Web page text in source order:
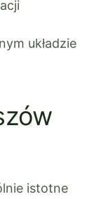
układzie
istotne